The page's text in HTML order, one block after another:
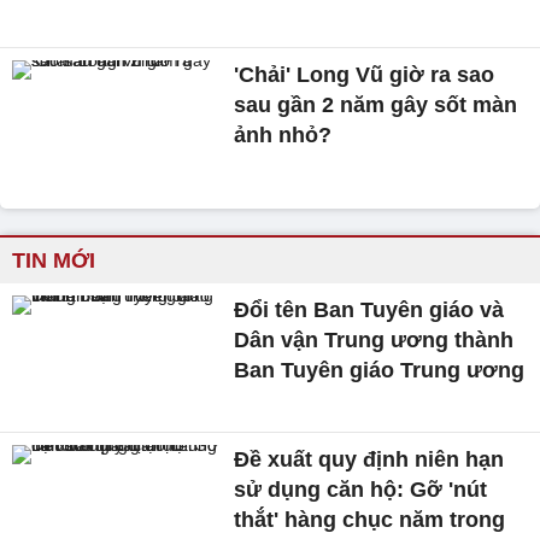
'Chải' Long Vũ giờ ra sao
sau gần 2 năm gây sốt màn
ảnh nhỏ?
TIN MỚI
Đổi tên Ban Tuyên giáo và
Dân vận Trung ương thành
Ban Tuyên giáo Trung ương
Đề xuất quy định niên hạn
sử dụng căn hộ: Gỡ 'nút
thắt' hàng chục năm trong